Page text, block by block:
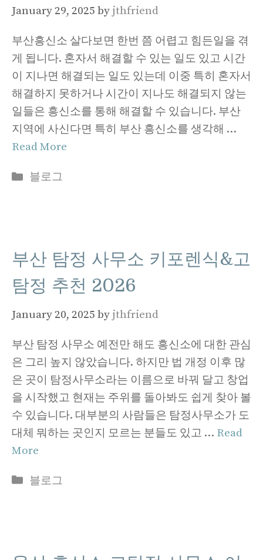
January 29, 2025 by jthfriend
부산흥신소 살다보면 한번 쯤 어렵고 힘든일을 겪
게 됩니다. 혼자서 해결할 수 있는 일도 있고 시간
이 지나면 해결되는 일도 있는데 이중 특히 혼자서
해결하지 못하거나 시간이 지나도 해결되지 않는
일들은 흥신소를 통해 해결할 수 있습니다. 부산
지역에 사신다면 특히 부산 흥신소를 생각해 …
Read More
Categories
블로그
부산 탐정 사무소 키포렌식&고
탐정 추천 2026
January 20, 2025 by jthfriend
부산 탐정 사무소 예전만 해도 흥신소에 대한 관심
은 그리 높지 않았습니다. 하지만 법 개정 이후 많
은 곳이 탐정사무소라는 이름으로 바꿔 달고 창업
을 시작했고 현재는 주위를 돌아봐도 쉽게 찾아 볼
수 있습니다. 대부분의 사람들은 탐정사무소가 도
대체 뭐하는 곳인지 모르는 분들도 있고 … Read
More
Categories
블로그